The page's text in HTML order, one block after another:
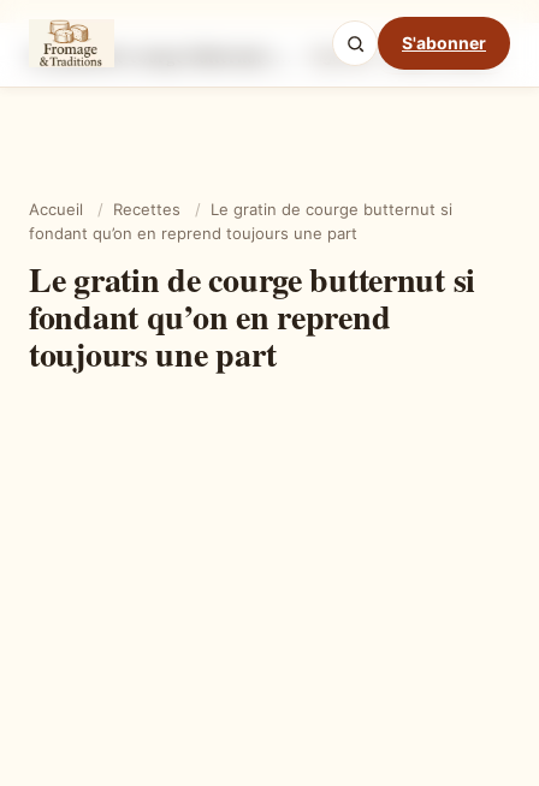
S'abonner
Ingrédients Étapes
Mode cuisine
Accueil / Recettes /
Le gratin de courge butternut si
fondant qu’on en reprend toujours une part
Le gratin de courge butternut si
fondant qu’on en reprend
toujours une part